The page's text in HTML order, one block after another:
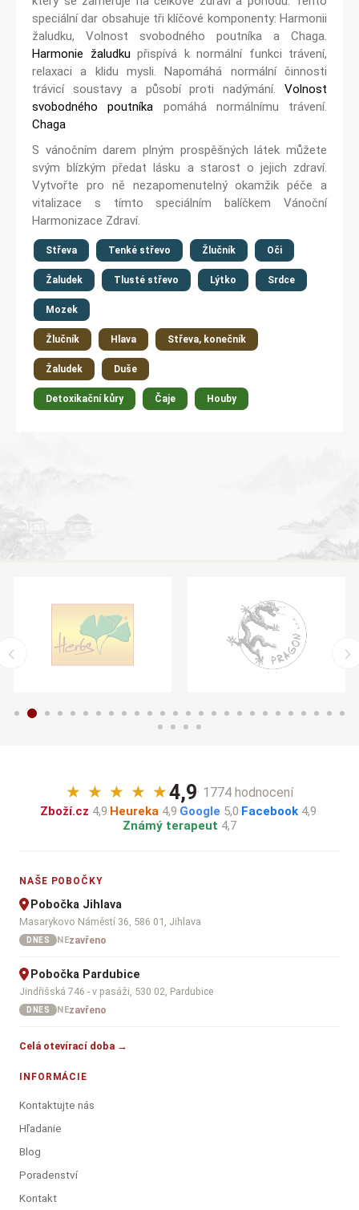
speciální dar obsahuje tři klíčové komponenty: Harmonii
žaludku, Volnost svobodného poutníka a Chaga.
Harmonie žaludku přispívá k normální funkci trávení,
relaxaci a klidu mysli. Napomáhá normální činnosti
trávicí soustavy a působí proti nadýmání. Volnost
svobodného poutníka pomáhá normálnímu trávení.
Chaga
S vánočním darem plným prospěšných látek můžete
svým blízkým předat lásku a starost o jejich zdraví.
Vytvořte pro ně nezapomenutelný okamžik péče a
vitalizace s tímto speciálním balíčkem Vánoční
Harmonizace Zdraví.
Střeva Tenké střevo Žlučník Oči
Žaludek Tlusté střevo Lýtko Srdce
Mozek
Žlučník Hlava Střeva, konečník
Žaludek Duše
Detoxikační kůry Čaje Houby
★ ★ ★ ★ ★4,9· 1774 hodnocení
Zboží.cz 4,9·Heureka 4,9·Google 5,0·Facebook 4,9·
Známý terapeut 4,7
NAŠE POBOČKY
Pobočka Jihlava
Masarykovo Náměstí 36, 586 01, Jihlava
DNES NEzavřeno
Pobočka Pardubice
Jindřišská 746 - v pasáži, 530 02, Pardubice
DNES NEzavřeno
Celá otevírací doba →
INFORMÁCIE
Kontaktujte nás
Hľadanie
Blog
Poradenství
Kontakt